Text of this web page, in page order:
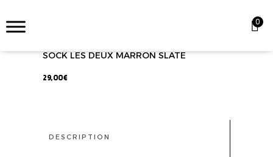
0
SOCK LES DEUX MARRON SLATE
29,00€
DESCRIPTION